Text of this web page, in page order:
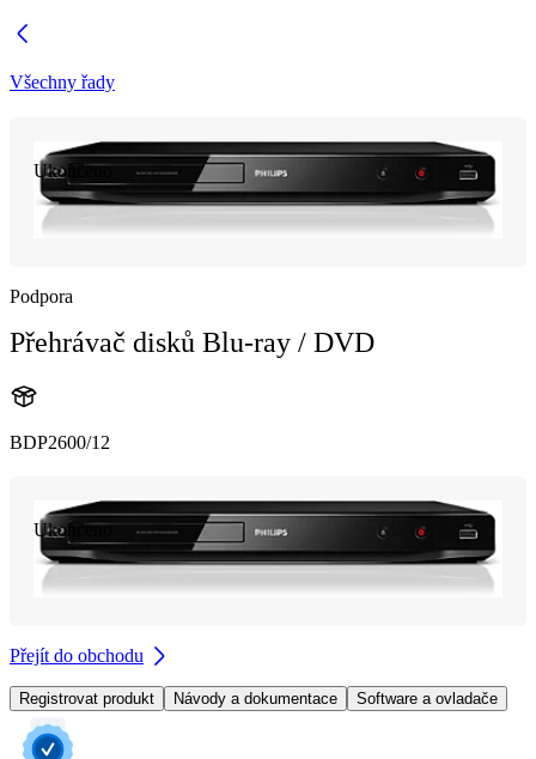
Všechny řady
Ukončeno
Podpora
Přehrávač disků Blu-ray / DVD
BDP2600/12
Ukončeno
Přejít do obchodu
Registrovat produkt Návody a dokumentace Software a ovladače